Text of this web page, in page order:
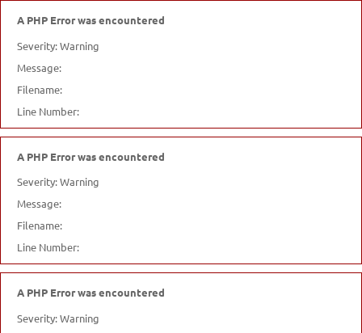
A PHP Error was encountered
Severity: Warning
Message:
Filename:
Line Number:
A PHP Error was encountered
Severity: Warning
Message:
Filename:
Line Number:
A PHP Error was encountered
Severity: Warning